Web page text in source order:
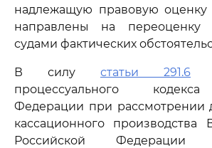
надлежащую правовую
направлены на переоценку
судами фактических
В силу статьи 291.6
процессуального
Федерации при рассмотрении
кассационного производства
Российской